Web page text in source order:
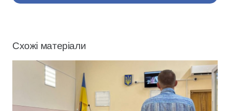
Схожі матеріали